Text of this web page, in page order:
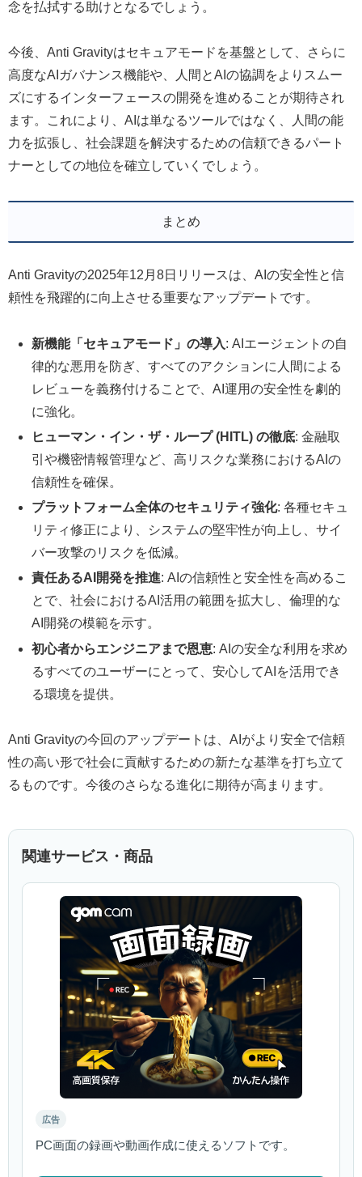
念を払拭する助けとなるでしょう。
今後、Anti Gravityはセキュアモードを基盤として、さらに
高度なAIガバナンス機能や、人間とAIの協調をよりスムー
ズにするインターフェースの開発を進めることが期待され
ます。これにより、AIは単なるツールではなく、人間の能
力を拡張し、社会課題を解決するための信頼できるパート
ナーとしての地位を確立していくでしょう。
まとめ
Anti Gravityの2025年12月8日リリースは、AIの安全性と信
頼性を飛躍的に向上させる重要なアップデートです。
新機能「セキュアモード」の導入: AIエージェントの自
律的な悪用を防ぎ、すべてのアクションに人間による
レビューを義務付けることで、AI運用の安全性を劇的
に強化。
ヒューマン・イン・ザ・ループ (HITL) の徹底: 金融取
引や機密情報管理など、高リスクな業務におけるAIの
信頼性を確保。
プラットフォーム全体のセキュリティ強化: 各種セキュ
リティ修正により、システムの堅牢性が向上し、サイ
バー攻撃のリスクを低減。
責任あるAI開発を推進: AIの信頼性と安全性を高めるこ
とで、社会におけるAI活用の範囲を拡大し、倫理的な
AI開発の模範を示す。
初心者からエンジニアまで恩恵: AIの安全な利用を求め
るすべてのユーザーにとって、安心してAIを活用でき
る環境を提供。
Anti Gravityの今回のアップデートは、AIがより安全で信頼
性の高い形で社会に貢献するための新たな基準を打ち立て
るものです。今後のさらなる進化に期待が高まります。
関連サービス・商品
広告
PC画面の録画や動画作成に使えるソフトです。